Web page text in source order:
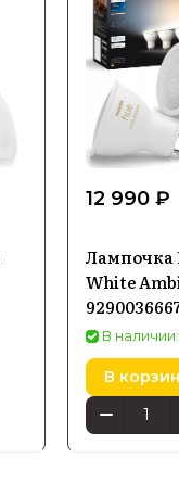
12 990 ₽
Лампочка
White
В наличии:
В